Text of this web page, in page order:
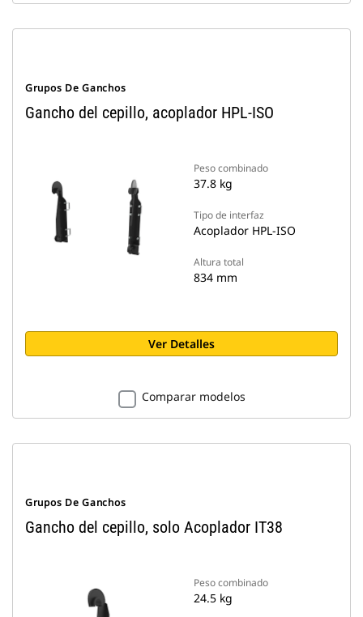
Grupos De Ganchos
Gancho del cepillo, acoplador HPL-ISO
Peso combinado
37.8 kg
Tipo de interfaz
Acoplador HPL-ISO
Altura total
834 mm
Ver Detalles
Comparar modelos
Grupos De Ganchos
Gancho del cepillo, solo Acoplador IT38
Peso combinado
24.5 kg